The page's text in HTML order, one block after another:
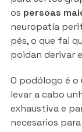
os persoas
neuropatía
pés, o que fai
poidan derivar
O podólogo é
levar a cabo
exhaustiva e
necesarios